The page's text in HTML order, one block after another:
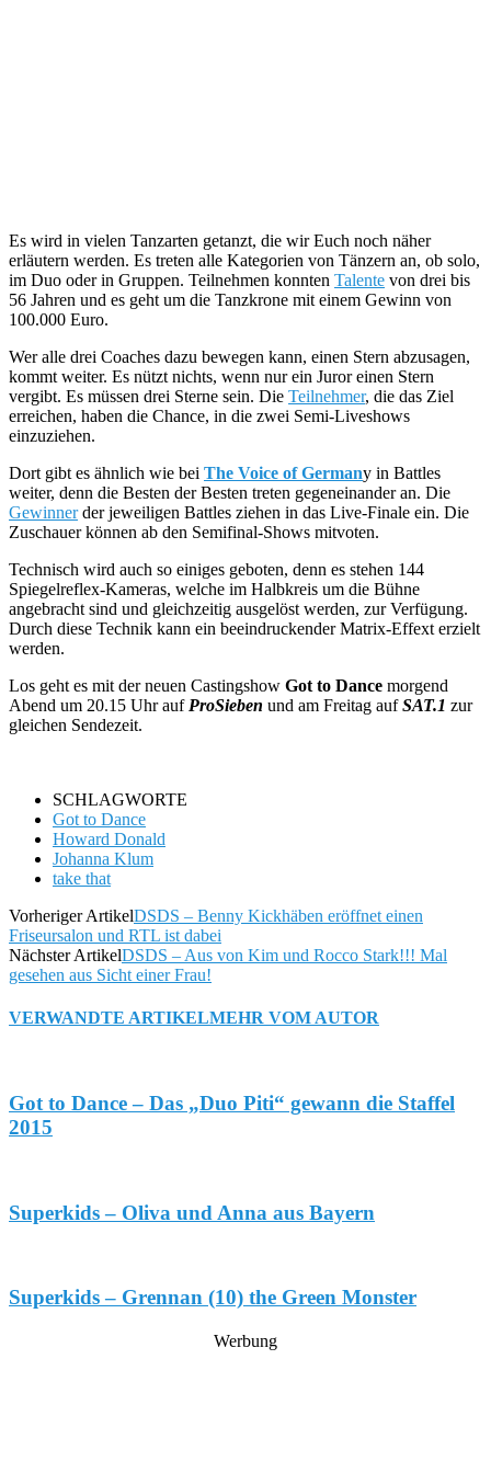
Es wird in vielen Tanzarten getanzt, die wir Euch noch näher
erläutern werden. Es treten alle Kategorien von Tänzern an, ob solo,
im Duo oder in Gruppen. Teilnehmen konnten Talente von drei bis
56 Jahren und es geht um die Tanzkrone mit einem Gewinn von
100.000 Euro.
Wer alle drei Coaches dazu bewegen kann, einen Stern abzusagen,
kommt weiter. Es nützt nichts, wenn nur ein Juror einen Stern
vergibt. Es müssen drei Sterne sein. Die Teilnehmer, die das Ziel
erreichen, haben die Chance, in die zwei Semi-Liveshows
einzuziehen.
Dort gibt es ähnlich wie bei The Voice of Germany in Battles
weiter, denn die Besten der Besten treten gegeneinander an. Die
Gewinnerder jeweiligen Battles ziehen in das Live-Finale ein. Die
Zuschauer können ab den Semifinal-Shows mitvoten.
Technisch wird auch so einiges geboten, denn es stehen 144
Spiegelreflex-Kameras, welche im Halbkreis um die Bühne
angebracht sind und gleichzeitig ausgelöst werden, zur Verfügung.
Durch diese Technik kann ein beeindruckender Matrix-Effext erzielt
werden.
Los geht es mit der neuen Castingshow Got to Dance morgend
Abend um 20.15 Uhr auf ProSieben und am Freitag aufSAT.1 zur
gleichen Sendezeit.
SCHLAGWORTE
Got to Dance
Howard Donald
Johanna Klum
take that
Vorheriger ArtikelDSDS – Benny Kickhäben eröffnet einen
Friseursalon und RTL ist dabei
Nächster ArtikelDSDS – Aus von Kim und Rocco Stark!!! Mal
gesehen aus Sicht einer Frau!
VERWANDTE ARTIKELMEHR VOM AUTOR
Got to Dance – Das „Duo Piti“ gewann die Staffel
2015
Superkids – Oliva und Anna aus Bayern
Superkids – Grennan (10) the Green Monster
Werbung